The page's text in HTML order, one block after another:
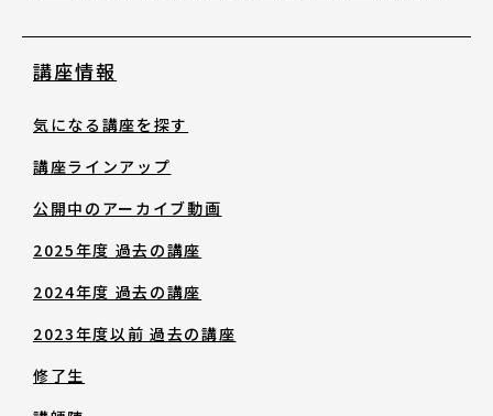
2023年度以前 過去の講座
修了生
講座情報
気になる講座を探す
講座ラインアップ
公開中のアーカイブ動画
2025年度 過去の講座
2024年度 過去の講座
2023年度以前 過去の講座
修了生